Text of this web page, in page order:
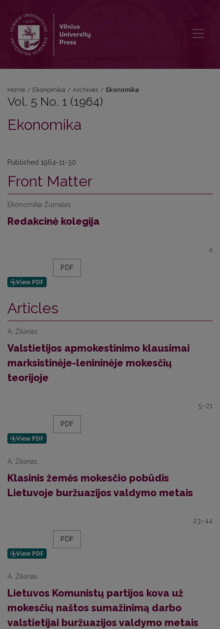
Home / Ekonomika / Archives / Ekonomika
Vol. 5 No. 1 (1964)
Ekonomika
Published 1964-11-30
Front Matter
Ekonomika Žurnalas
Redakcinė kolegija
4
PDF
Articles
A. Žilėnas
Valstietijos apmokestinimo klausimai
marksistinėje-lenininėje mokesčių
teorijoje
5–21
PDF
A. Žilėnas
Klasinis žemės mokesčio pobūdis
Lietuvoje buržuazijos valdymo metais
23–44
PDF
A. Žilėnas
Lietuvos Komunistų partijos kova už
mokesčių naštos sumažinimą darbo
valstietijai buržuazijos valdymo metais